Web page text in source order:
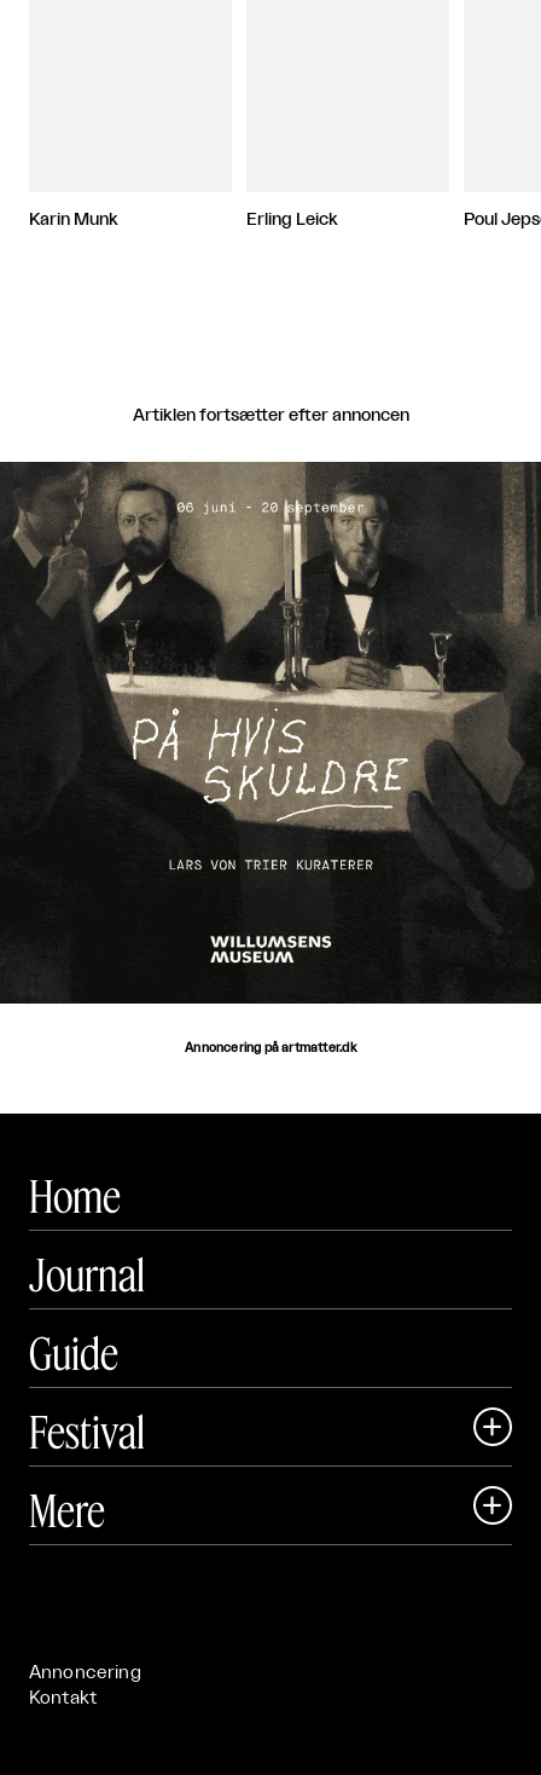
Karin Munk Erling Leick Poul
Artiklen fortsætter efter annoncen
Annoncering på artmatter.dk
Home
Journal
Guide
Festival

 Art Matter Festival
Mere 
Annoncering
Kontakt